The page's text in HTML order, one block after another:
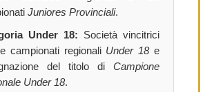
Juniores Provinciali.
Under 18: Società vincitrici
campionati regionali Under 18e
del titolo di Campione
Under 18.